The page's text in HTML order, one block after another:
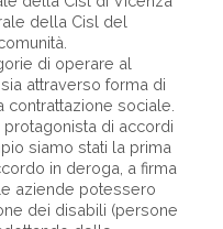
della Cisl del
di operare al
attraverso forma di
sociale.
di accordi
siamo stati la prima
in deroga, a firma
aziende potessero
dei disabili (persone